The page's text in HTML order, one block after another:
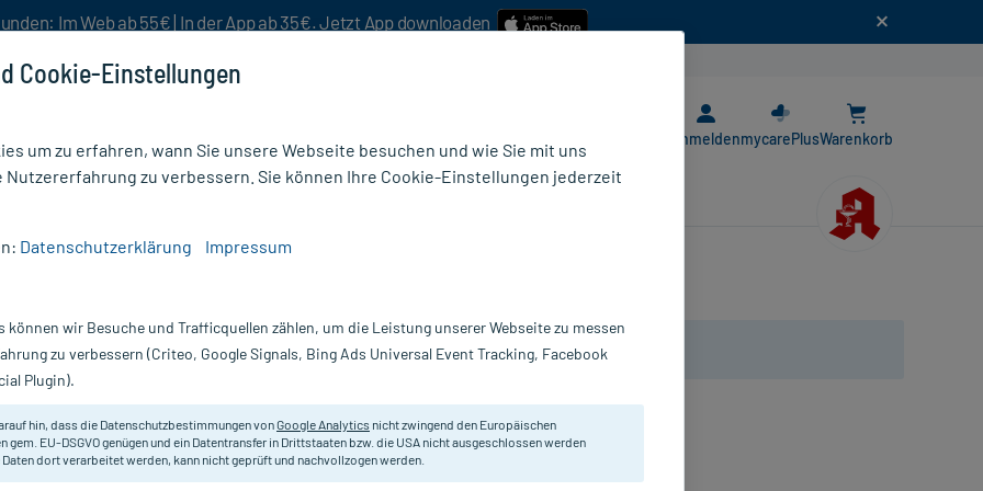
Im Web ab 55€ | In der App ab 35€. Jetzt App downloaden
AnmeldenmycarePlusWarenkorb
Nur für kurze Zeit:Gratis-Versand* ab 19€ Mindestbestellwert!
50 mg
ratiopharm
Zur akuten Behandlung von Migräneanfällen mit und ohne Aura.
Cookie-Einstellungen
um zu erfahren, wann Sie unsere Webseite besuchen und wie Sie mit uns
Nutzererfahrung zu verbessern. Sie können Ihre Cookie-Einstellungen jederzeit
Datenschutzerklärung Impressum
können wir Besuche und Trafficquellen zählen, um die Leistung unserer Webseite zu messen
zu verbessern (Criteo, Google Signals, Bing Ads Universal Event Tracking, Facebook
Plugin).
hin, dass die Datenschutzbestimmungen vonGoogle Analytics nicht zwingend den Europäischen
gem. EU-DSGVO genügen und ein Datentransfer in Drittstaaten bzw. die USA nicht ausgeschlossen werden
Daten dort verarbeitet werden, kann nicht geprüft und nachvollzogen werden.